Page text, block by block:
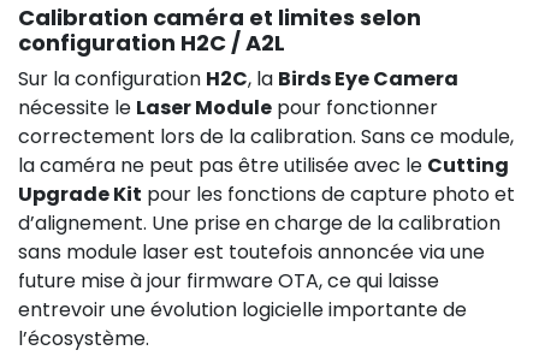
Calibration caméra et limites selon
configuration H2C / A2L
Sur la configuration H2C, la Birds Eye Camera
nécessite le Laser Module pour fonctionner
correctement lors de la calibration. Sans ce module,
la caméra ne peut pas être utilisée avec le Cutting
Upgrade Kit pour les fonctions de capture photo et
d’alignement. Une prise en charge de la calibration
sans module laser est toutefois annoncée via une
future mise à jour firmware OTA, ce qui laisse
entrevoir une évolution logicielle importante de
l’écosystème.